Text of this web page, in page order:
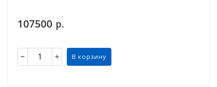
107500 р.
В корзину